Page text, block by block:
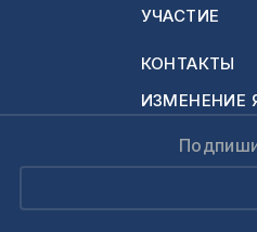
УЧАСТИЕ
КОНТАКТЫ
ИЗМЕНЕНИЕ